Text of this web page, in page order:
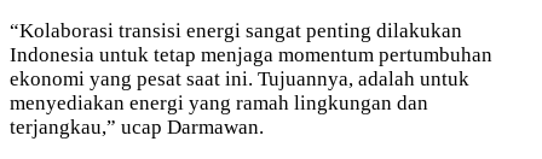
“Kolaborasi transisi energi sangat penting dilakukan
Indonesia untuk tetap menjaga momentum pertumbuhan
ekonomi yang pesat saat ini. Tujuannya, adalah untuk
menyediakan energi yang ramah lingkungan dan
terjangkau,” ucap Darmawan.